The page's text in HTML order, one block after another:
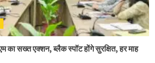
का सख्त एक्शन, ब्लैक स्पॉट होंगे सुरक्षित, हर माह